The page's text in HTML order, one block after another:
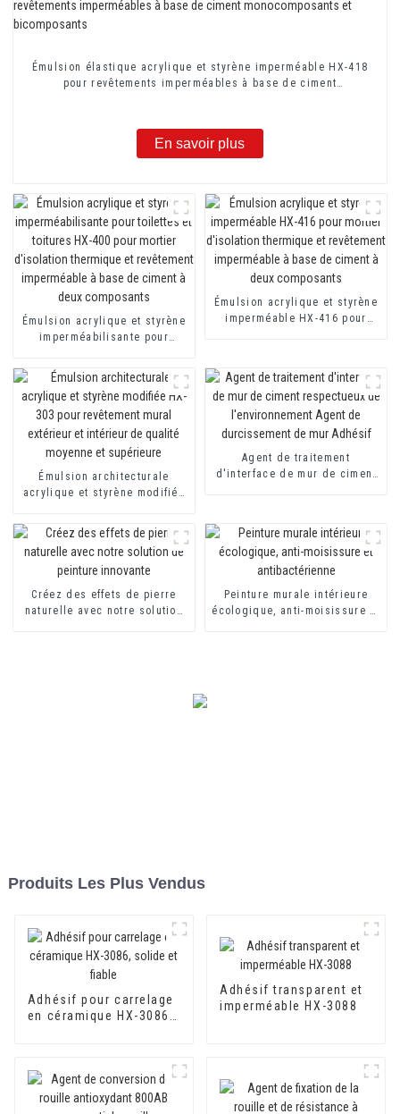
Émulsion élastique acrylique et styrène imperméable HX-418
pour revêtements imperméables à base de ciment
En savoir plus
Émulsion acrylique et styrène
imperméabilisante pour
pour mortier d'isolation
thermique et revêtement
imperméable à base de ciment
à deux composants
Émulsion acrylique et styrène
imperméable HX-416 pour
composants
Émulsion architecturale
acrylique et styrène modifiée
extérieur et intérieur de
qualité moyenne et supérieure
Agent de traitement
d'interface de mur de ciment
durcissement de mur Adhésif
Créez des effets de pierre
naturelle avec notre solution
Peinture murale intérieure
écologique, anti-moisissure et
Produits Les Plus Vendus
Adhésif pour carrelage
en céramique HX-3086,
Adhésif transparent et
imperméable HX-3088